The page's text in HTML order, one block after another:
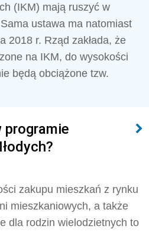
(IKM) mają ruszyć w
ustawa ma natomiast
2018 r. Rząd zakłada, że
na IKM, do wysokości
będą obciążone tzw.
programie
zakupu mieszkań z rynku
mieszkaniowych, a także
dla rodzin wielodzietnych to